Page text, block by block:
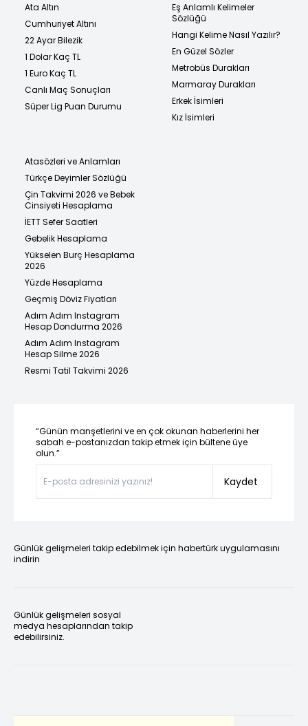
Ata Altın
Cumhuriyet Altını
22 Ayar Bilezik
1 Dolar Kaç TL
1 Euro Kaç TL
Canlı Maç Sonuçları
Süper Lig Puan Durumu
Eş Anlamlı Kelimeler
Sözlüğü
Hangi Kelime Nasıl Yazılır?
En Güzel Sözler
Metrobüs Durakları
Marmaray Durakları
Erkek İsimleri
Kız İsimleri
Atasözleri ve Anlamları
Türkçe Deyimler Sözlüğü
Çin Takvimi 2026 ve Bebek
Cinsiyeti Hesaplama
İETT Sefer Saatleri
Gebelik Hesaplama
Yükselen Burç Hesaplama
2026
Yüzde Hesaplama
Geçmiş Döviz Fiyatları
Adım Adım Instagram
Hesap Dondurma 2026
Adım Adım Instagram
Hesap Silme 2026
Resmi Tatil Takvimi 2026
“Günün manşetlerini ve en çok okunan haberlerini her
sabah e-postanızdan takip etmek için bültene üye
olun.”
Kaydet
Günlük gelişmeleri takip edebilmek için habertürk uygulamasını
indirin
Günlük gelişmeleri sosyal
medya hesaplarından takip
edebilirsiniz.